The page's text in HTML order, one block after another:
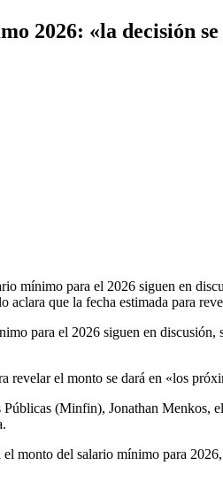
2026: «la decisión
mínimo para el 2026 siguen en
aclara que la fecha estimada para
para el 2026 siguen en
revelar el monto se dará en «los
(Minfin), Jonathan Menkos,
el monto del salario mínimo para